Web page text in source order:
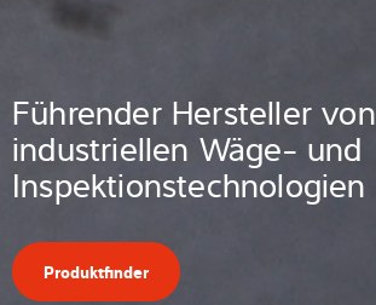
Führender Hersteller von
industriellen Wäge- und
Inspektionstechnologien
Produktfinder